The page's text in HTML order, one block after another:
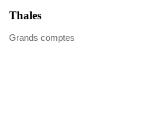
Thales
Grands comptes